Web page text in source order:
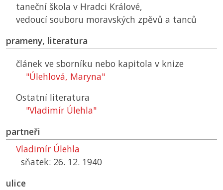
taneční škola v Hradci Králové,
vedoucí souboru moravských zpěvů a tanců
prameny, literatura
článek ve sborníku nebo kapitola v knize
"Úlehlová, Maryna"
Ostatní literatura
"Vladimír Úlehla"
partneři
Vladimír Úlehla
sňatek: 26. 12. 1940
ulice